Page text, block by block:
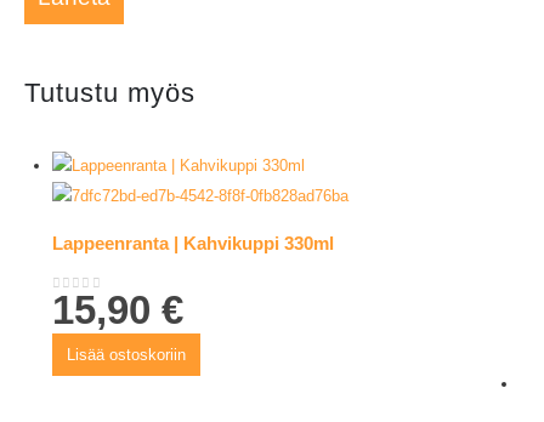
Tutustu myös
Lappeenranta | Kahvikuppi 330ml
0out of 5
15,90€
Lisää ostoskoriin